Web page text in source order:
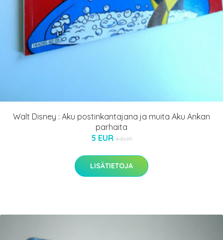
Walt Disney : Aku postinkantajana ja muita Aku Ankan
parhaita
5 EUR 6 EUR
LISÄTIETOJA